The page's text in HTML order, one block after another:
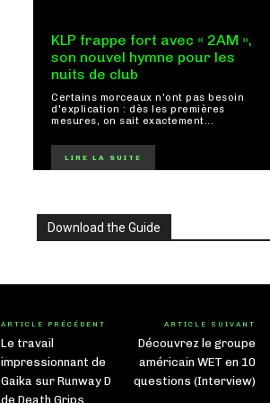
KLP frappe fort avec « 2AM »,
son nouvel hymne pour les
nuits de club
Certains morceaux n'ont pas besoin
d'explication : dès les premières
mesures, on sait exactement...
LIRE LA SUITE
Download the Guide
ARTICLE PRÉCÉDENT
Le travail
impressionnant de
Gaika sur Runway D
de Death Grips
ARTICLE SUIVANT
Découvrez le groupe
américain WET en 10
questions (Interview)